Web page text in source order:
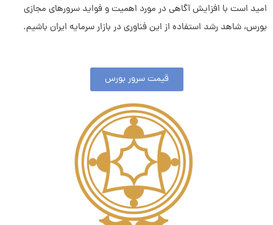
امید است با افزایش آگاهی در مورد اهمیت و فواید سرورهای مجازی
بورس، شاهد رشد استفاده از این فناوری در بازار سرمایه ایران باشیم.
قیمت سرور بورس